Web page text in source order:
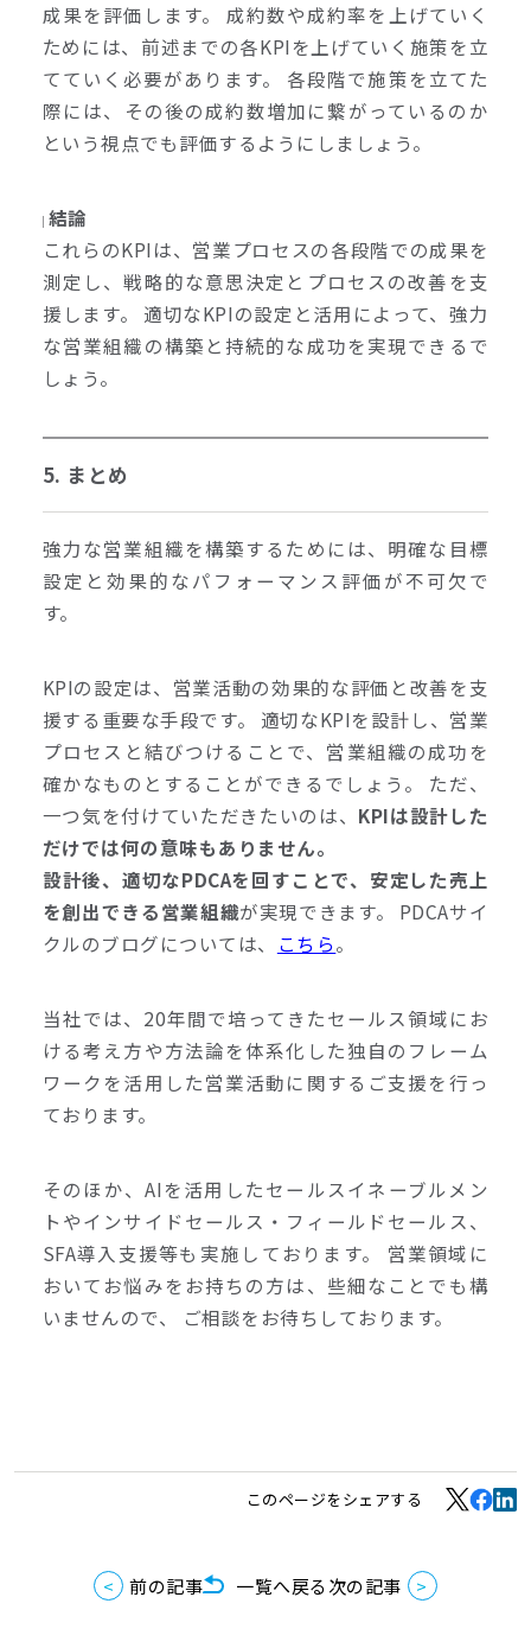
成果を評価します。 成約数や成約率を上げていく
ためには、前述までの各KPIを上げていく施策を立
てていく必要があります。 各段階で施策を立てた
際には、その後の成約数増加に繋がっているのか
という視点でも評価するようにしましょう。
結論
これらのKPIは、営業プロセスの各段階での成果を
測定し、戦略的な意思決定とプロセスの改善を支
援します。 適切なKPIの設定と活用によって、強力
な営業組織の構築と持続的な成功を実現できるで
しょう。
5. まとめ
強力な営業組織を構築するためには、明確な目標
設定と効果的なパフォーマンス評価が不可欠で
す。
KPIの設定は、営業活動の効果的な評価と改善を支
援する重要な手段です。 適切なKPIを設計し、営業
プロセスと結びつけることで、営業組織の成功を
確かなものとすることができるでしょう。 ただ、
一つ気を付けていただきたいのは、 KPIは設計した
だけでは何の意味もありません。
設計後、適切なPDCAを回すことで、安定した売上
を創出できる営業組織が実現できます。 PDCAサイ
クルのブログについては、 こちら。
当社では、20年間で培ってきたセールス領域にお
ける考え方や方法論を体系化した独自のフレーム
ワークを活用した営業活動に関するご支援を行っ
ております。
そのほか、AIを活用したセールスイネーブルメン
トやインサイドセールス・フィールドセールス、
SFA導入支援等も実施しております。 営業領域に
おいてお悩みをお持ちの方は、些細なことでも構
いませんので、 ご相談をお待ちしております。
このページをシェアする
前の記事 一覧へ戻る次の記事